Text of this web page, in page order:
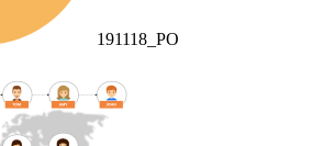
191118_PO